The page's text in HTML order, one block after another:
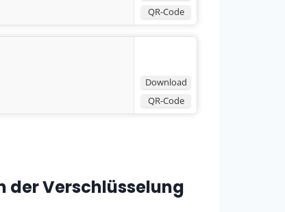
QR-Code
Download
QR-Code
der Verschlüsselung